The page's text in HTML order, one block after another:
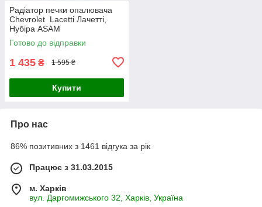
Радіатор печки опалювача
Chevrolet Lacetti Лачетті,
Нубіра ASAM
Готово до відправки
1 435 ₴ 1 595 ₴
Купити
Про нас
86% позитивних з 1461 відгука за рік
Працює з 31.03.2015
м. Харків
вул. Даргомижського 32, Харків, Україна